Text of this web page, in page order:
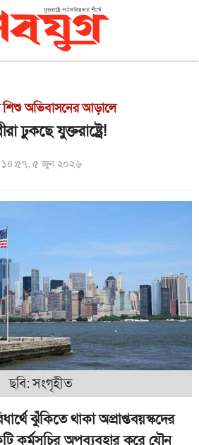
শিশু অভিবাসনের আড়ালে
ঢুকছে যুক্তরাষ্ট্রে!
১৪:৫৭, ৫ জুন ২০২৬
ছবি: সংগৃহীত
ঝুঁকিতে থাকা অপ্রাপ্তবয়স্কদের
কর্মসূচির অপব্যবহার করে যৌন